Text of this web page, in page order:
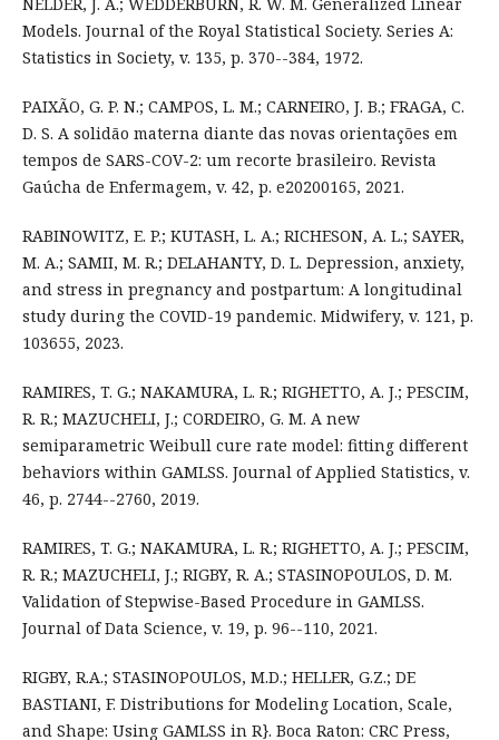
NELDER, J. A.; WEDDERBURN, R. W. M. Generalized Linear
Models. Journal of the Royal Statistical Society. Series A:
Statistics in Society, v. 135, p. 370--384, 1972.
PAIXÃO, G. P. N.; CAMPOS, L. M.; CARNEIRO, J. B.; FRAGA, C.
D. S. A solidão materna diante das novas orientações em
tempos de SARS-COV-2: um recorte brasileiro. Revista
Gaúcha de Enfermagem, v. 42, p. e20200165, 2021.
RABINOWITZ, E. P.; KUTASH, L. A.; RICHESON, A. L.; SAYER,
M. A.; SAMII, M. R.; DELAHANTY, D. L. Depression, anxiety,
and stress in pregnancy and postpartum: A longitudinal
study during the COVID-19 pandemic. Midwifery, v. 121, p.
103655, 2023.
RAMIRES, T. G.; NAKAMURA, L. R.; RIGHETTO, A. J.; PESCIM,
R. R.; MAZUCHELI, J.; CORDEIRO, G. M. A new
semiparametric Weibull cure rate model: fitting different
behaviors within GAMLSS. Journal of Applied Statistics, v.
46, p. 2744--2760, 2019.
RAMIRES, T. G.; NAKAMURA, L. R.; RIGHETTO, A. J.; PESCIM,
R. R.; MAZUCHELI, J.; RIGBY, R. A.; STASINOPOULOS, D. M.
Validation of Stepwise-Based Procedure in GAMLSS.
Journal of Data Science, v. 19, p. 96--110, 2021.
RIGBY, R.A.; STASINOPOULOS, M.D.; HELLER, G.Z.; DE
BASTIANI, F. Distributions for Modeling Location, Scale,
and Shape: Using GAMLSS in R}. Boca Raton: CRC Press,